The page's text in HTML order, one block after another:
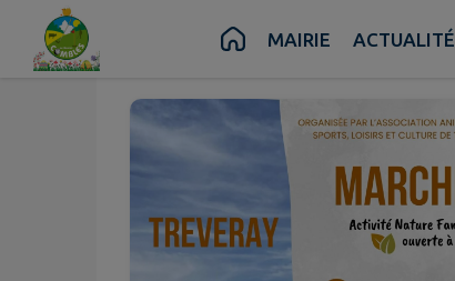
Contenu Recherche Pied de page
MAIRIE
07